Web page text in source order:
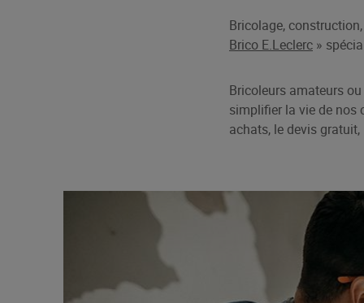
Bricolage,
Brico E.Leclerc »
Bricoleurs amateurs
simplifier la vie de nos
achats, le devis